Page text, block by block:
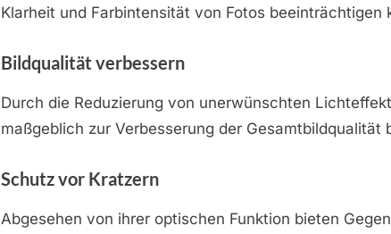
Klarheit und Farbintensität von Fotos beeinträchtigen
Bildqualität verbessern
Durch die Reduzierung von unerwünschten
maßgeblich zur Verbesserung der Gesamtbildqualität
Schutz vor Kratzern
Abgesehen von ihrer optischen Funktion bieten